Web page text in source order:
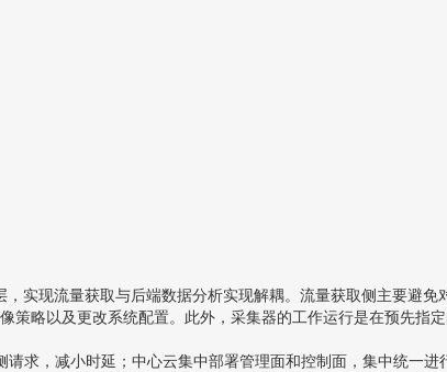
实现流量获取与后端数据分析实现解耦。流量获取侧主要避
略以及更改系统配置。此外，采集器的工作运行是在预先指
求，减小时延；中心云集中部署管理面和控制面，集中统一